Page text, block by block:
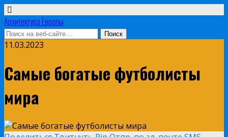
Архитектура Европы
11.03.2023
Самые богатые футболисты
мира